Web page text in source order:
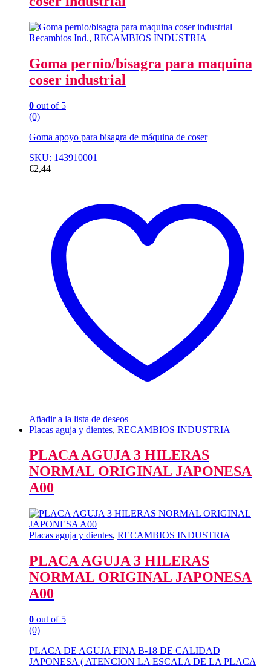
Recambios Ind., RECAMBIOS INDUSTRIA
Goma pernio/bisagra para maquina
coser industrial
0 out of 5
(0)
Goma apoyo para bisagra de máquina de coser
SKU: 143910001
€2,44
Añadir a la lista de deseos
Placas aguja y dientes, RECAMBIOS INDUSTRIA
PLACA AGUJA 3 HILERAS
NORMAL ORIGINAL JAPONESA
A00
Placas aguja y dientes, RECAMBIOS INDUSTRIA
PLACA AGUJA 3 HILERAS
NORMAL ORIGINAL JAPONESA
A00
0 out of 5
(0)
PLACA DE AGUJA FINA B-18 DE CALIDAD
JAPONESA ( ATENCION LA ESCALA DE LA PLACA